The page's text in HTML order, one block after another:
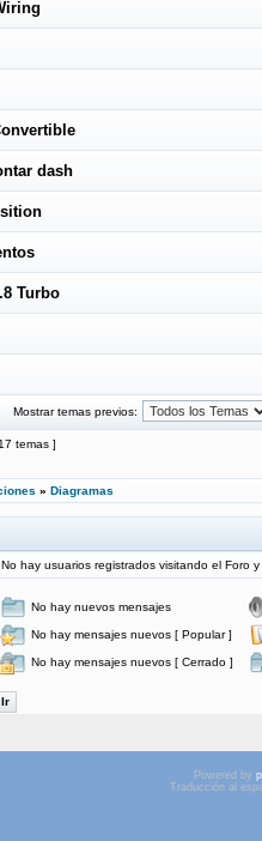
dash
Turbo
Mostrar temas previos:
temas ]
» Diagramas
hay usuarios registrados visitando el Foro
No hay nuevos mensajes
No hay mensajes nuevos [ Popular ]
No hay mensajes nuevos [ Cerrado ]
Powered by
Traducción al